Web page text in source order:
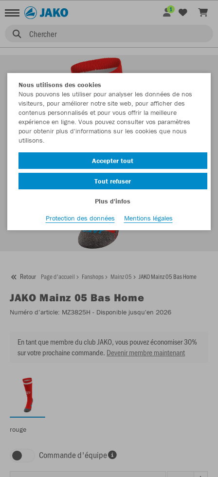
Chercher
1
Retour Page d'accueil Fanshops Mainz 05 JAKO Mainz 05 Bas Home
JAKO Mainz 05 Bas Home
Numéro d’article: MZ3825H - Disponible jusqu'en 2026
En tant que membre du club JAKO, vous pouvez économiser 30%
sur votre prochaine commande. Devenir membre maintenant
rouge
Commande d'équipe
Nous utilisons des cookies
Nous pouvons les utiliser pour analyser les données de nos
visiteurs, pour améliorer notre site web, pour afficher des
contenus personnalisés et pour vous offrir la meilleure
expérience en ligne. Vous pouvez consulter vos paramètres
pour obtenir plus d'informations sur les cookies que nous
utilisons.
Accepter tout
Tout refuser
Plus d'infos
Protection des données
Mentions légales